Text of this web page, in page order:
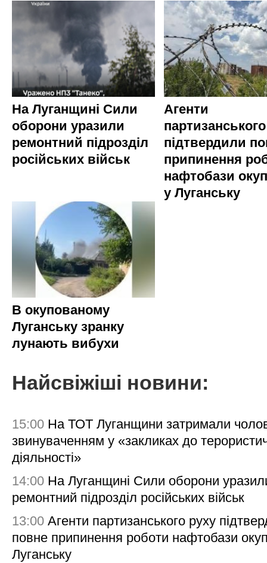
На Луганщині Сили
оборони уразили
ремонтний підрозділ
російських військ
Агенти
підтвердили
припинення
нафтобази
у Луганську
В окупованому
Луганську зранку
лунають вибухи
Найсвіжіші новини:
15:00 На ТОТ Луганщини затримали
звинуваченням у «закликах до
діяльності»
14:00 На Луганщині Сили оборони
ремонтний підрозділ російських військ
13:00 Агенти партизанського руху
повне припинення роботи нафтобази
Луганську